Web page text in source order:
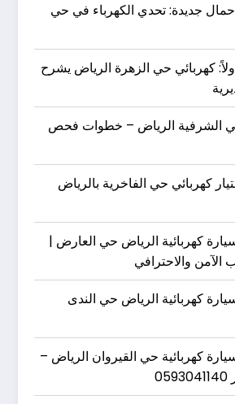
جديدة: تحدي الكهرباء في حي
كهربائي حي الزهرة الرياض يشرح
الشرفية الرياض – خطوات فحص
كهربائي حي الفاخرية بالرياض
كهربائية الرياض حي العارض |
الآمن والاحترافي
كهربائية الرياض حي الندى
كهربائية حي القيروان الرياض –